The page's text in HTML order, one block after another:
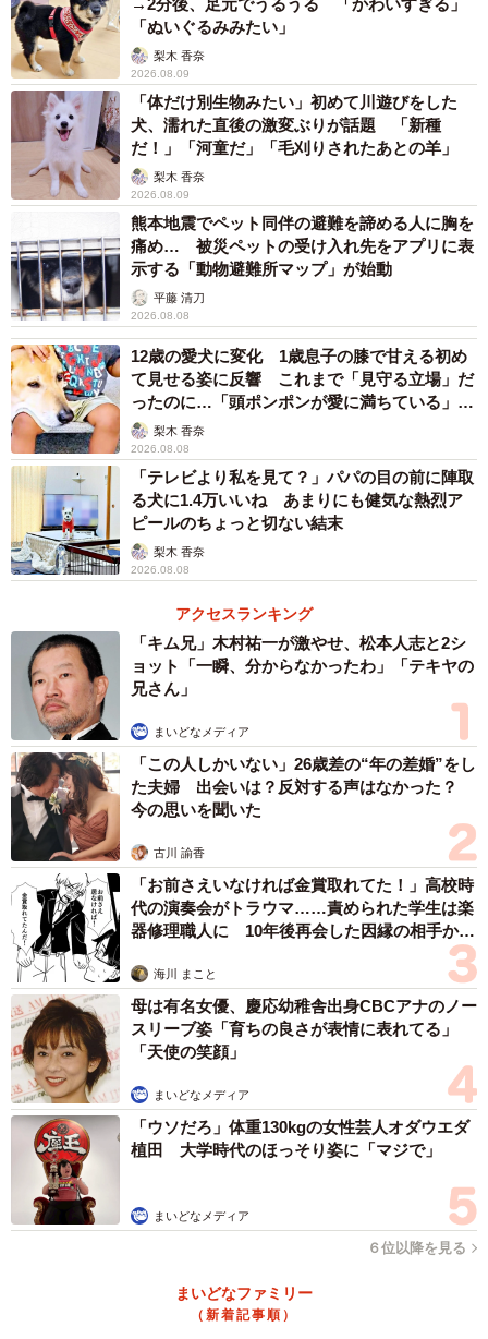
3/9
「あれ？」 だんだん沈んでいく神楽ちゃん（画像提供：コーギーの神楽
さん）
そして3枚目の写真では、さらに体が下へと沈み込み、白い
花の間から顔の上の部分だけがのぞくような状態にーー。
当の神楽ちゃんも「何事！？」と言いたげな困惑した表情
を浮かべています。
華やかで美しい撮影セットと、少しずつ沈んでいく神楽ち
ゃんの姿に、5.1万件の“いいね”が寄せられ、リプライには
「かわええ」「3枚目の顔w」「黒子も大変！」「沈んでっ
たワン」「いい表情すぎる」「アイルビーバック感が
（笑）」「フレームアウトしていくのシュールすぎる」と
いった多くの声が集まりました。
ネモフィラと神楽ちゃん、初の撮影がスタート
→2分後、足元でうるうる 「かわいすぎる」
「ぬいぐるみみたい」
梨木 香奈
2026.08.09
「体だけ別生物みたい」初めて川遊びをした
犬、濡れた直後の激変ぶりが話題 「新種
だ！」「河童だ」「毛刈りされたあとの羊」
梨木 香奈
2026.08.09
熊本地震でペット同伴の避難を諦める人に胸を
痛め… 被災ペットの受け入れ先をアプリに表
示する「動物避難所マップ」が始動
平藤 清刀
2026.08.08
12歳の愛犬に変化 1歳息子の膝で甘える初め
て見せる姿に反響 これまで「見守る立場」だ
ったのに…「頭ポンポンが愛に満ちている」
「尊…」
梨木 香奈
2026.08.08
「テレビより私を見て？」パパの目の前に陣取
る犬に1.4万いいね あまりにも健気な熱烈ア
ピールのちょっと切ない結末
梨木 香奈
2026.08.08
アクセスランキング
「キム兄」木村祐一が激やせ、松本人志と2シ
ョット「一瞬、分からなかったわ」「テキヤの
兄さん」
まいどなメディア
「この人しかいない」26歳差の“年の差婚”をし
た夫婦 出会いは？反対する声はなかった？
今の思いを聞いた
古川 諭香
「お前さえいなければ金賞取れてた！」高校時
代の演奏会がトラウマ……責められた学生は楽
器修理職人に 10年後再会した因縁の相手から
海川 まこと
母は有名女優、慶応幼稚舎出身CBCアナのノー
スリーブ姿「育ちの良さが表情に表れてる」
「天使の笑顔」
まいどなメディア
「ウソだろ」体重130kgの女性芸人オダウエダ
植田 大学時代のほっそり姿に「マジで」
まいどなメディア
６位以降を見る
まいどなファミリー
（新着記事順）